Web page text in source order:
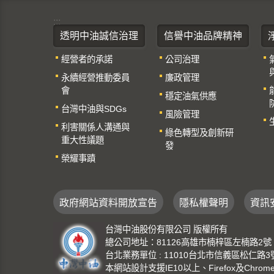
:::
透明中油誠信治理
經營者的承諾
永續經營推動委員
會
台灣中油與SDGs
利害關係人溝通與
重大性議題
榮耀事蹟
信譽中油品牌精神
公司治理
廉政管理
穩定油氣供應
風險管理
綠色轉型及創新研
發
政府網站資料開放宣告 隱私權聲明 資訊
台灣中油股份有限公司 版權所有
總公司地址：81126高雄市楠梓區左楠路
台北業務單位 : 11010台北市信義區松仁
本網站設計支援IE10以上、Firefox及